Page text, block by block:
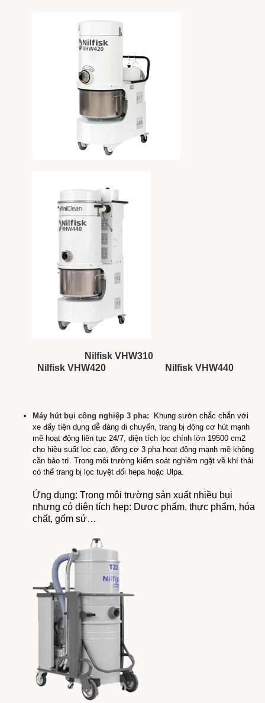
Nilfisk VHW310
Nilfisk VHW420
Nilfisk VHW440
Máy hút bụi công nghiệp 3 pha:
Khung sườn chắc chắn với
xe đẩy tiện dụng dễ dàng di chuyển, trang bị động cơ hút mạnh
mẽ hoạt động liên tục 24/7, diện tích lọc chính lớn 19500 cm2
cho hiệu suất lọc cao, động cơ 3 pha hoạt động mạnh mẽ không
cần bảo trì. Trong môi trường kiểm soát nghiêm ngặt về khí thải
có thể trang bị lọc tuyệt đối hepa hoặc Ulpa.
Ứng dụng: Trong môi trường sản xuất nhiều bụi
nhưng có diện tích hẹp: Dược phẩm, thực phẩm, hóa
chất, gốm sứ…